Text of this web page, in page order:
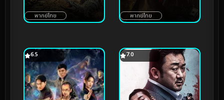
พากย์ไทย พากย์ไทย
6.5 7.0